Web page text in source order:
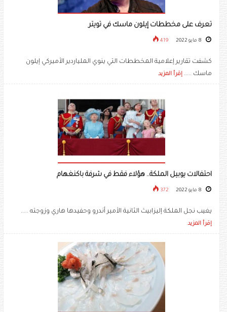
تعرف على مخططات إيلون ماسك في تويتر
419
كشفت تقارير إعلامية المخططات التي ينوي الملياردير الأميركي إيلون
ماسك ..... إقرأ المزيد
احتفالات يوبيل الملكة.. هؤلاء فقط في شرفة باكنغهام
372
يغيب نجل الملكة إليزابيث الثانية الأمير أندرو وحفيدها هاري وزوجته .....
إقرأ المزيد